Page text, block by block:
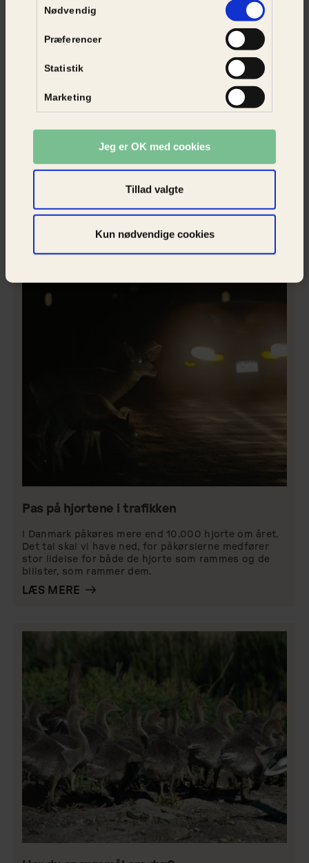
Nødvendig
Præferencer
Statistik
Marketing
Jeg er OK med cookies
Tillad valgte
Kun nødvendige cookies
Her er dyreredderne
Dyrenes Beskyttelse har flere end 350 dyrereddere,
som arbejder frivilligt for organisationen. De kaldes
kredsformænd og er fordelt over hele landet for at
dyreværnssager. Hvert år hjælper kredsformændene
misrøgtede dyr.
SE ALLE KREDSFORMÆND
Pas på hjortene i trafikken
I Danmark påkøres mere end 10.000 hjorte om året.
Det tal skal vi have ned, for påkørslerne medfører
stor lidelse for både de hjorte som rammes og de
bilister, som rammer dem.
LÆS MERE